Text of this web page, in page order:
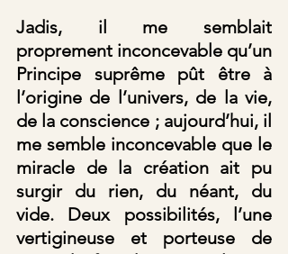
Jadis, il me semblait
proprement inconcevable qu’un
Principe suprême pût être à
l’origine de l’univers, de la vie,
de la conscience ; aujourd’hui, il
me semble inconcevable que le
miracle de la création ait pu
surgir du rien, du néant, du
vide. Deux possibilités, l’une
vertigineuse et porteuse de